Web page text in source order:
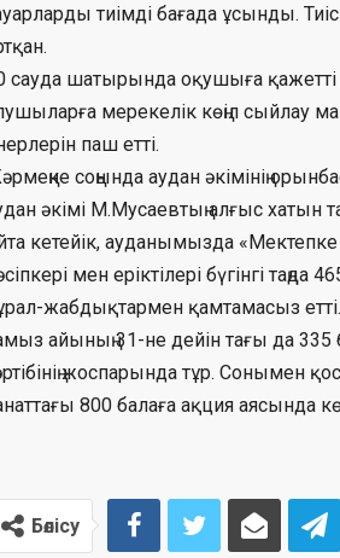
тиімді бағада ұсынды.
сауда шатырында оқушыға
мерекелік көңіл сыйлау
паш етті.
соңында аудан әкімінің
әкімі М.Мусаевтың алғыс хатын
кетейік, ауданымызда
мен еріктілері бүгінгі
жабдықтармен қамтамасыз етті.
айының 31-не дейін тағы да
жоспарында тұр. Сонымен
800 балаға ақция
Бөлісу